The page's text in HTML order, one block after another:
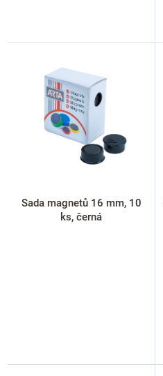
Sada magnetů 16 mm, 10
ks, černá